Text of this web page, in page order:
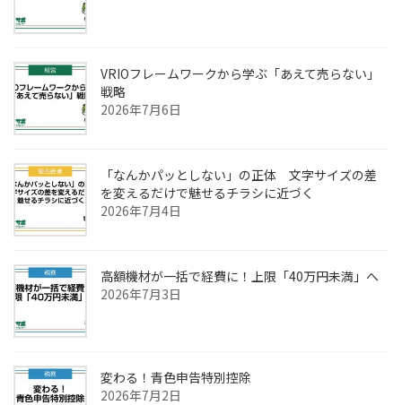
VRIOフレームワークから学ぶ「あえて売らない」
戦略
2026年7月6日
「なんかパッとしない」の正体 文字サイズの差
を変えるだけで魅せるチラシに近づく
2026年7月4日
高額機材が一括で経費に！上限「40万円未満」へ
2026年7月3日
変わる！青色申告特別控除
2026年7月2日